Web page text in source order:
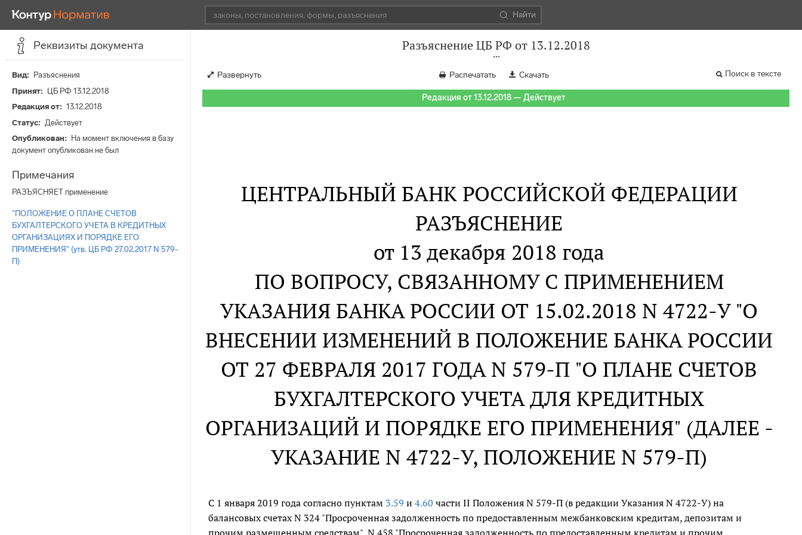
Найти
Реквизиты документа
Вид
Разъяснения
Принят
ЦБ РФ 13.12.2018
Редакция от
13.12.2018
Статус
Действует
Опубликован
На момент включения в базу
документ опубликован не был
Примечания
РАЗЪЯСНЯЕТ применение
"ПОЛОЖЕНИЕ О ПЛАНЕ СЧЕТОВ
БУХГАЛТЕРСКОГО УЧЕТА В КРЕДИТНЫХ
ОРГАНИЗАЦИЯХ И ПОРЯДКЕ ЕГО
ПРИМЕНЕНИЯ" (утв. ЦБ РФ 27.02.2017 N 579-
П)
Разъяснение ЦБ РФ от 13.12.2018
Развернуть Распечатать Скачать Поиск в тексте
Редакция от 13.12.2018 — Действует
ЦЕНТРАЛЬНЫЙ БАНК РОССИЙСКОЙ ФЕДЕРАЦИИ
РАЗЪЯСНЕНИЕ
от 13 декабря 2018 года
ПО ВОПРОСУ, СВЯЗАННОМУ С ПРИМЕНЕНИЕМ
УКАЗАНИЯ БАНКА РОССИИ ОТ 15.02.2018 N 4722-У "О
ВНЕСЕНИИ ИЗМЕНЕНИЙ В ПОЛОЖЕНИЕ БАНКА РОССИИ
ОТ 27 ФЕВРАЛЯ 2017 ГОДА N 579-П "О ПЛАНЕ СЧЕТОВ
БУХГАЛТЕРСКОГО УЧЕТА ДЛЯ КРЕДИТНЫХ
ОРГАНИЗАЦИЙ И ПОРЯДКЕ ЕГО ПРИМЕНЕНИЯ" (ДАЛЕЕ -
УКАЗАНИЕ N 4722-У, ПОЛОЖЕНИЕ N 579-П)
С 1 января 2019 года согласно пунктам 3.59 и 4.60 части II Положения N 579-П (в редакции Указания N 4722-У) на
балансовых счетах N 324 "Просроченная задолженность по предоставленным межбанковским кредитам, депозитам и
прочим размещенным средствам", N 458 "Просроченная задолженность по предоставленным кредитам и прочим